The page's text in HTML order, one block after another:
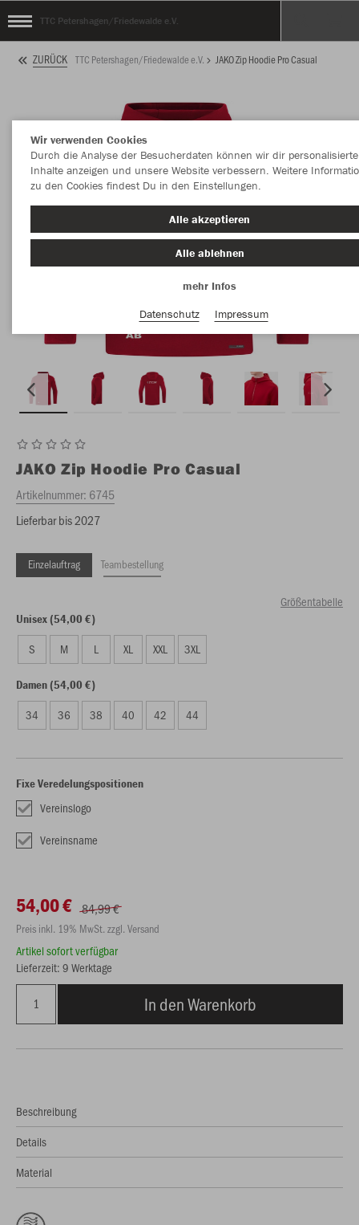
TTC Petershagen/Friedewalde e.V.
ZURÜCK TTC Petershagen/Friedewalde e.V. JAKO Zip Hoodie Pro Casual
JAKO Zip Hoodie Pro Casual
Artikelnummer: 6745
Lieferbar bis 2027
Einzelauftrag Teambestellung
Größentabelle
Unisex (54,00 €)
S M L XL XXL 3XL
Damen (54,00 €)
34 36 38 40 42 44
Fixe Veredelungspositionen
Vereinslogo
Vereinsname
54,00 € 84,99 €
Preis inkl. 19% MwSt. zzgl. Versand
Artikel sofort verfügbar
Lieferzeit: 9 Werktage
In den Warenkorb
Beschreibung
Details
Material
Wir verwenden Cookies
Durch die Analyse der Besucherdaten können wir dir personalisierte
Inhalte anzeigen und unsere Website verbessern. Weitere
zu den Cookies findest Du in den Einstellungen.
Alle akzeptieren
Alle ablehnen
mehr Infos
Datenschutz
Impressum